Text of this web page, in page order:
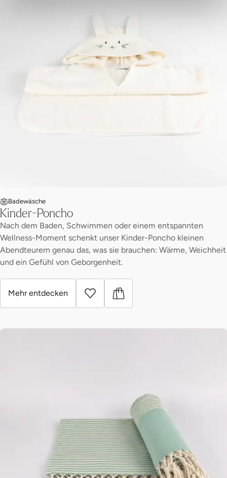
Badewäsche
Kinder-Poncho
Nach dem Baden, Schwimmen oder einem entspannten
Wellness-Moment schenkt unser Kinder-Poncho kleinen
Abendteurern genau das, was sie brauchen: Wärme, Weichheit
und ein Gefühl von Geborgenheit.
Mehr entdecken